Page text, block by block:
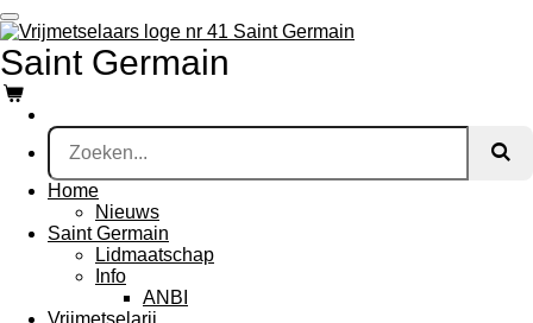
Ga
direct
naar
de
hoofdinhoud
Saint Germain
Home
Nieuws
Saint Germain
Lidmaatschap
Info
ANBI
Vrijmetselarij